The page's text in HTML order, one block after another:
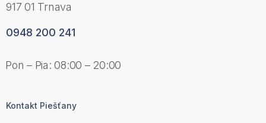
917 01 Trnava
0948 200 241
Pon – Pia: 08:00 – 20:00
Kontakt Piešťany